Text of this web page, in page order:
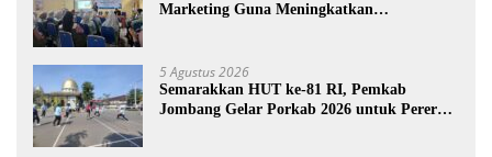
Marketing Guna Meningkatkan
5 Agustus 2026
Semarakkan HUT ke-81 RI, Pemkab
Jombang Gelar Porkab 2026 untuk Pererat